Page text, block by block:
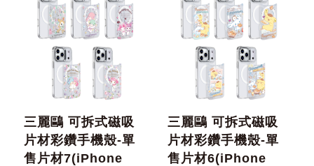
三麗鷗 可拆式磁吸
片材彩鑽手機殼-單
售片材7(iPhone
三麗鷗 可拆式磁吸
片材彩鑽手機殼-單
售片材6(iPhone